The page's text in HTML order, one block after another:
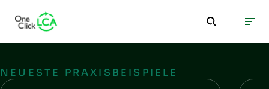
NEUESTE PRAXISBEISPIELE